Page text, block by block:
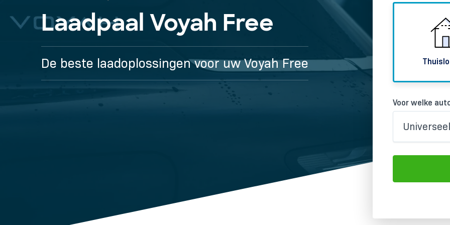
Laadpaal Voyah Free
De beste laadoplossingen voor uw Voyah Free
Voor welke
Universeel